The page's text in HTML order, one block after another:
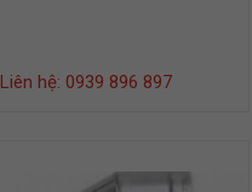
Liên hệ: 0939 896 897